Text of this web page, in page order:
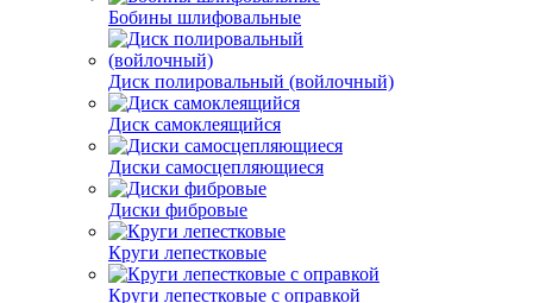
Бобины шлифовальные
Диск полировальный (войлочный)
Диск самоклеящийся
Диски самосцепляющиеся
Диски фибровые
Круги лепестковые
Круги лепестковые с оправкой